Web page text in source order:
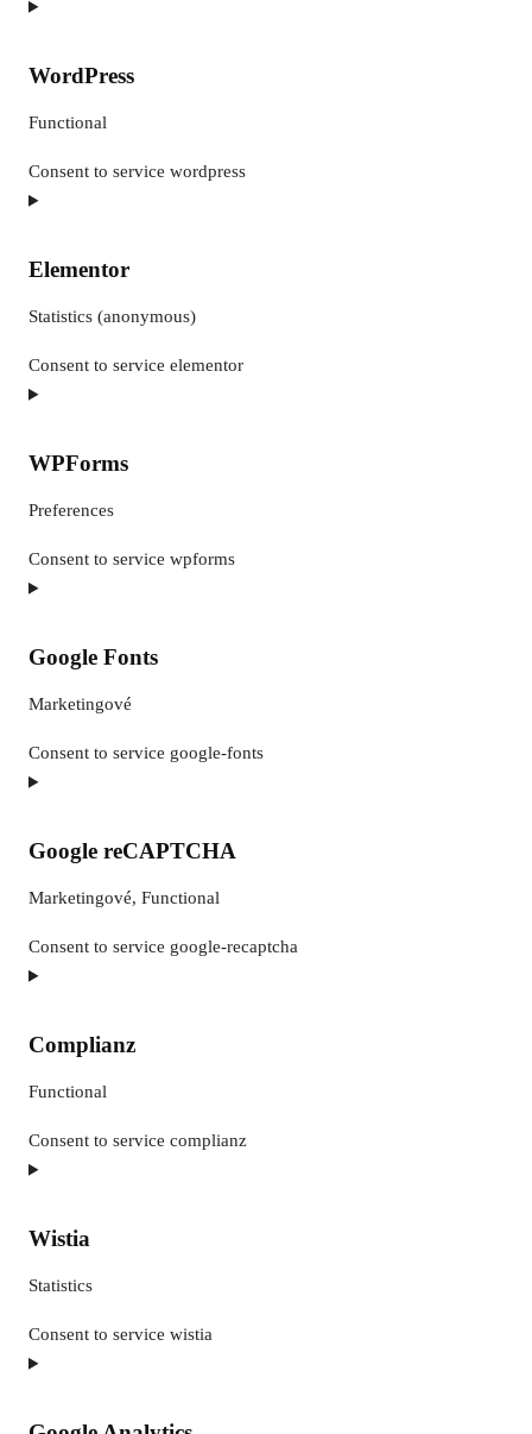
WordPress
Functional
Consent to service wordpress
Elementor
Statistics (anonymous)
Consent to service elementor
WPForms
Preferences
Consent to service wpforms
Google Fonts
Marketingové
Consent to service google-fonts
Google reCAPTCHA
Marketingové, Functional
Consent to service google-recaptcha
Complianz
Functional
Consent to service complianz
Wistia
Statistics
Consent to service wistia